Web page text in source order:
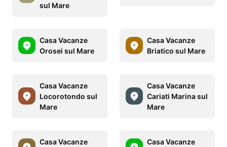
sul Mare
Casa Vacanze
Orosei sul Mare
Casa Vacanze
Briatico sul Mare
Casa Vacanze
Locorotondo sul
Mare
Casa Vacanze
Cariati Marina sul
Mare
Casa Vacanze
Casa Vacanze